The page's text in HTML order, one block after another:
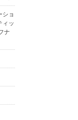
ショ
ィッ
ナ